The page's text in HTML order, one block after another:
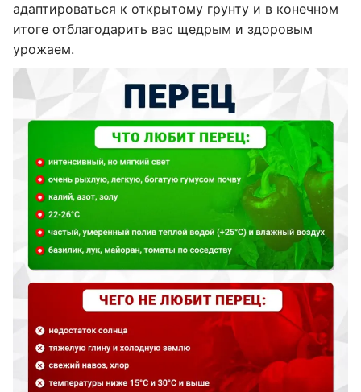
адаптироваться к открытому грунту и в конечном
итоге отблагодарить вас щедрым и здоровым
урожаем.